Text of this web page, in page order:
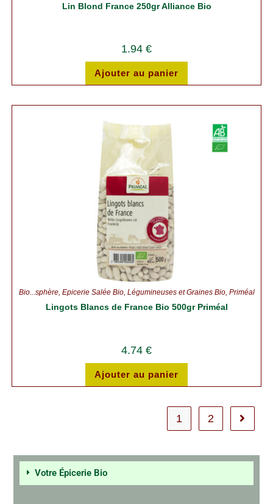
Lin Blond France 250gr Alliance Bio
1.94 €
Ajouter au panier
Bio...sphère, Épicerie Salée Bio, Légumineuses et Graines Bio, Priméal
Lingots Blancs de France Bio 500gr Priméal
4.74 €
Ajouter au panier
1 2
Votre Épicerie Bio